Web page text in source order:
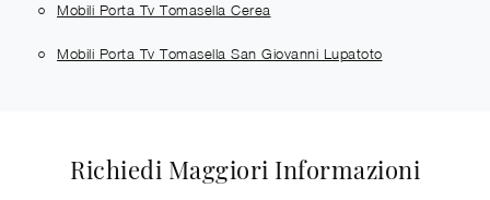
Mobili Porta Tv Tomasella Cerea
Mobili Porta Tv Tomasella San Giovanni Lupatoto
Richiedi Maggiori Informazioni